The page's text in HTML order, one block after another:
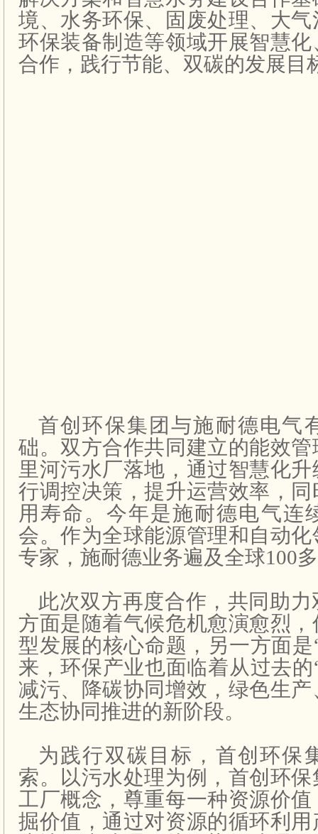
境、水务环保、固废处理、大
环保装备制造等领域开展智慧
合作，践行节能、双碳的发展目
首创环保集团与施耐德电气
础。双方合作共同建立的能效
里河污水厂落地，通过智慧化
行调控决策，提升运营效率，
用寿命。今年是施耐德电气连
会。作为全球能源管理和自动
专家，施耐德业务遍及全球100
此次双方再度合作，共同助
方面是随着气候危机愈演愈烈
型发展的核心命题，另一方面
来，环保产业也面临着从过去
减污、降碳协同增效，绿色生
生态协同推进的新阶段。
为践行双碳目标，首创环保
索。以污水处理为例，首创环
工厂概念，尊重每一种资源价
掘价值，通过对资源的循环利